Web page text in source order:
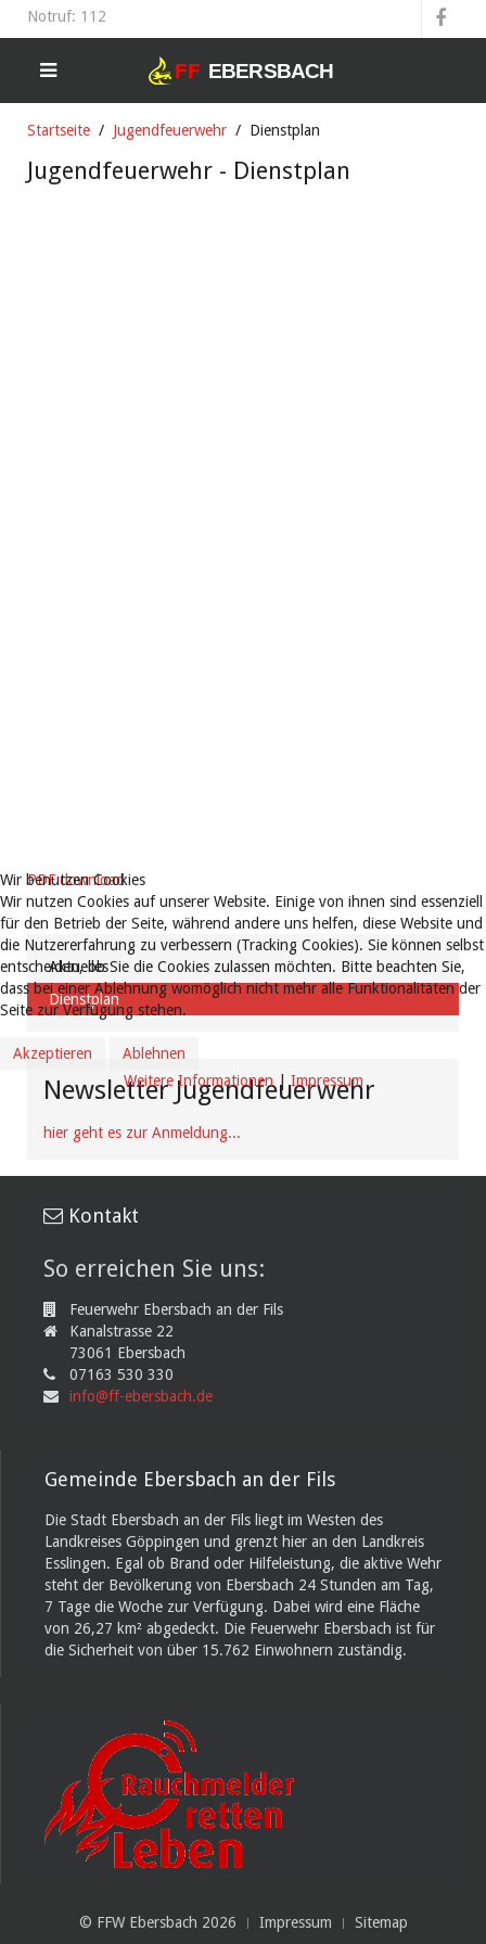
Notruf: 112
Startseite Jugendfeuerwehr Dienstplan
Jugendfeuerwehr - Dienstplan
PDF download
Aktuelles
Dienstplan
Newsletter Jugendfeuerwehr
hier geht es zur Anmeldung...
Kontakt
So erreichen Sie uns:
Feuerwehr Ebersbach an der Fils
Kanalstrasse 22
73061 Ebersbach
07163 530 330
info@ff-ebersbach.de
Gemeinde Ebersbach an der Fils
Die Stadt Ebersbach an der Fils liegt im Westen des
Landkreises Göppingen und grenzt hier an den Landkreis
Esslingen. Egal ob Brand oder Hilfeleistung, die aktive Wehr
steht der Bevölkerung von Ebersbach 24 Stunden am Tag,
7 Tage die Woche zur Verfügung. Dabei wird eine Fläche
von 26,27 km² abgedeckt. Die Feuerwehr Ebersbach ist für
die Sicherheit von über 15.762 Einwohnern zuständig.
© FFW Ebersbach 2026 Impressum Sitemap
Wir benutzen Cookies
Wir nutzen Cookies auf unserer Website. Einige von ihnen sind essenziell
für den Betrieb der Seite, während andere uns helfen, diese Website und
die Nutzererfahrung zu verbessern (Tracking Cookies). Sie können selbst
entscheiden, ob Sie die Cookies zulassen möchten. Bitte beachten Sie,
dass bei einer Ablehnung womöglich nicht mehr alle Funktionalitäten der
Seite zur Verfügung stehen.
Akzeptieren
Ablehnen
Weitere Informationen
Impressum